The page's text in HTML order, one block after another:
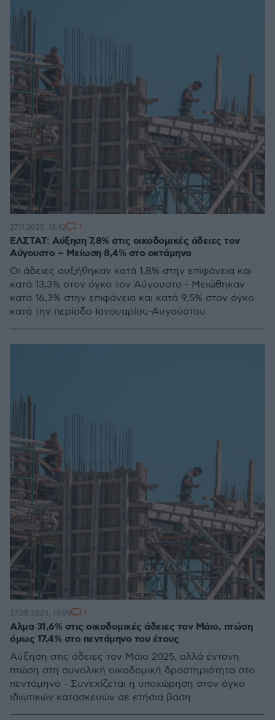
ΕΛΣΤΑΤ: Αύξηση 7,8% στις οικοδομικές άδειες τον
Αύγουστο – Μείωση 8,4% στο οκτάμηνο
Οι άδειες αυξήθηκαν κατά 1,8% στην επιφάνεια και
κατά 13,3% στον όγκο τον Αύγουστο - Μειώθηκαν
κατά 16,3% στην επιφάνεια και κατά 9,5% στον όγκο
κατά την περίοδο Ιανουαρίου-Αυγούστου
27.11.2025, 12:42 1
Aλμα 31,6% στις οικοδομικές άδειες τον Μάιο, πτώση
όμως 17,4% στο πεντάμηνο του έτους
Αύξηση στις άδειες τον Μάιο 2025, αλλά έντονη
πτώση στη συνολική οικοδομική δραστηριότητα στο
πεντάμηνο - Συνεχίζεται η υποχώρηση στον όγκο
ιδιωτικών κατασκευών σε ετήσια βάση
27.08.2025, 13:09 1